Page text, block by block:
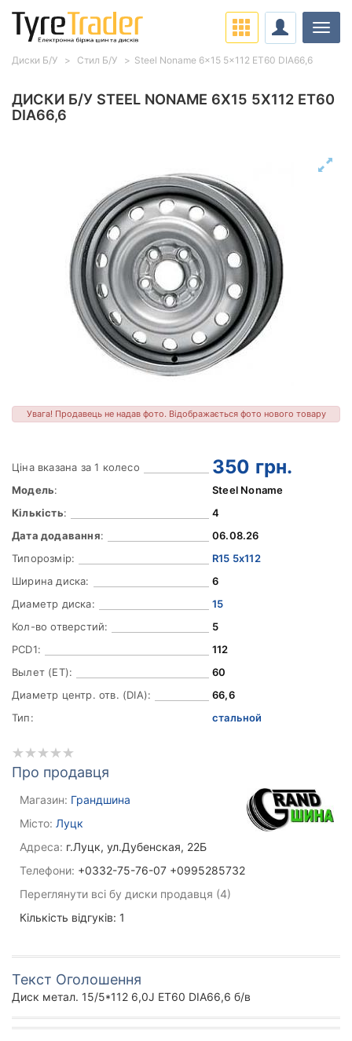
ДИСКИ Б/У STEEL NONAME 6X15 5X112 ET60
DIA66,6
Увага! Продавець не надав фото. Відображається фото нового товару
Ціна вказана за 1 колесо 350 грн.
Модель:
Steel Noname
Кількість:
4
Дата додавання:
06.08.26
Типорозмір:
R15 5x112
Ширина диска:
6
Диаметр диска:
15
Кол-во отверстий:
5
PCD1:
112
Вылет (ET):
60
Диаметр центр. отв. (DIA):
66,6
Тип:
стальной
Про продавця
Магазин: Грандшина
Місто: Луцк
Адреса: г.Луцк, ул.Дубенская, 22Б
Телефони: +0332-75-76-07 +0995285732
Переглянути всі бу диски продавця (4)
Кількість відгуків: 1
Текст Оголошення
Диск метал. 15/5*112 6,0J ET60 DIA66,6 б/в
Диски Б/У Стил Б/У Steel Noname 6x15 5x112 ET60 DIA66,6